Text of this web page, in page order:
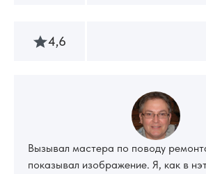
4,6
Вызывал мастера по поводу
показывал изображение. Я, как в